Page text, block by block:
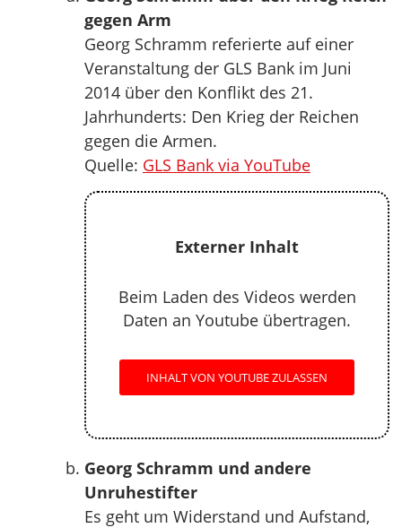
gegen Arm
Georg Schramm referierte auf einer
Veranstaltung der GLS Bank im Juni
2014 über den Konflikt des 21.
Jahrhunderts: Den Krieg der Reichen
gegen die Armen.
Quelle: GLS Bank via YouTube
Externer Inhalt
Beim Laden des Videos werden
Daten an Youtube übertragen.
INHALT VON YOUTUBE ZULASSEN
Georg Schramm und andere
Unruhestifter
Es geht um Widerstand und Aufstand,